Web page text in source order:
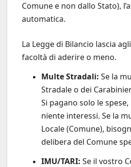
Comune e non dallo Stato),
automatica.
La Legge di Bilancio lascia
facoltà di aderire o meno.
Multe Stradali: Se la
Stradale o dei
Si pagano solo le
niente interessi. Se la
Locale (Comune),
delibera del Comune
IMU/TARI: Se il vostro